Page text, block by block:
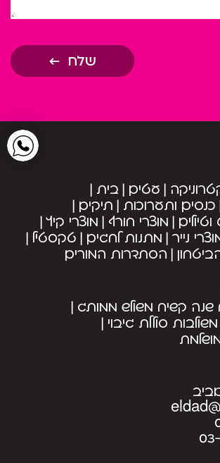
שלח
עטים בית
כנסים ותערוכות תיקים
מוצרי חורף מוצרי קיץ
נייר מתנות לחגים טקסטיל
הסתדרות המורים
שנה קשיח משולש ממותג
סוללת גיבוי